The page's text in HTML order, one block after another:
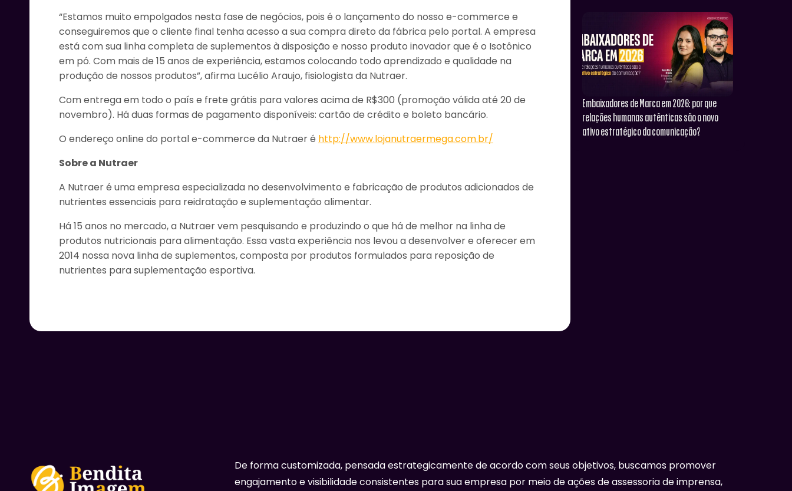
“Estamos muito empolgados nesta fase de negócios, pois é o lançamento do nosso e-commerce e
conseguiremos que o cliente final tenha acesso a sua compra direto da fábrica pelo portal. A empresa
está com sua linha completa de suplementos à disposição e nosso produto inovador que é o Isotônico
em pó. Com mais de 15 anos de experiência, estamos colocando todo aprendizado e qualidade na
produção de nossos produtos”, afirma Lucélio Araujo, fisiologista da Nutraer.
Com entrega em todo o país e frete grátis para valores acima de R$300 (promoção válida até 20 de
novembro). Há duas formas de pagamento disponíveis: cartão de crédito e boleto bancário.
O endereço online do portal e-commerce da Nutraer é http://www.lojanutraermega.com.br/
Sobre a Nutraer
A Nutraer é uma empresa especializada no desenvolvimento e fabricação de produtos adicionados de
nutrientes essenciais para reidratação e suplementação alimentar.
Há 15 anos no mercado, a Nutraer vem pesquisando e produzindo o que há de melhor na linha de
produtos nutricionais para alimentação. Essa vasta experiência nos levou a desenvolver e oferecer em
2014 nossa nova linha de suplementos, composta por produtos formulados para reposição de
nutrientes para suplementação esportiva.
Embaixadores de Marca em 2026: por que
relações humanas autênticas são o novo
ativo estratégico da comunicação?
De forma customizada, pensada estrategicamente de acordo com seus objetivos, buscamos promover
engajamento e visibilidade consistentes para sua empresa por meio de ações de assessoria de imprensa,